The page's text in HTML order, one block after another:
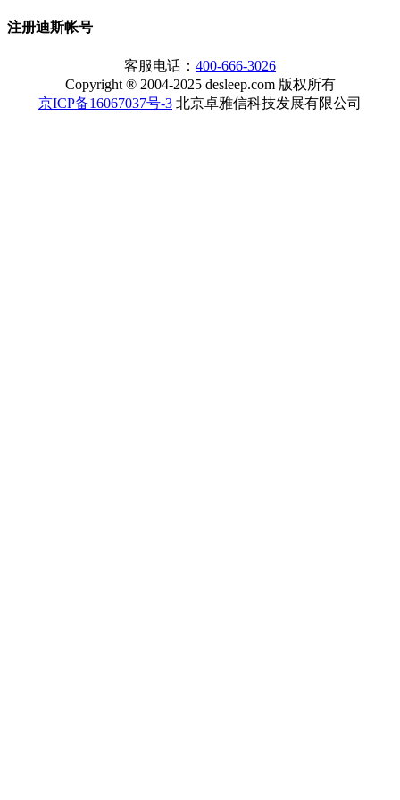
注册迪斯帐号
客服电话： 400-666-3026
Copyright ® 2004-2025 desleep.com 版权所有
京ICP备16067037号-3 北京卓雅信科技发展有限公司